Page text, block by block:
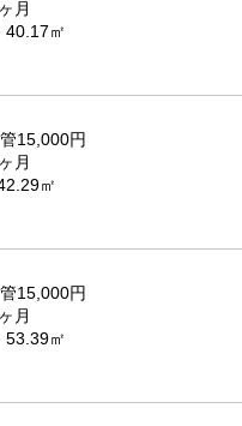
月
40.17㎡
管15,000円
月
㎡
管15,000円
月
53.39㎡